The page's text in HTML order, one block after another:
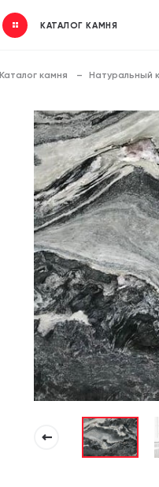
КАТАЛОГ КАМНЯ
Каталог камня Натуральный